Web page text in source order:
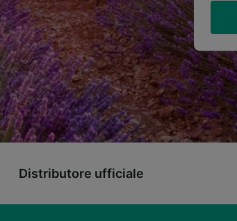
Distributore ufficiale